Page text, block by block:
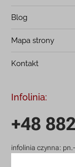
Blog
Mapa strony
Kontakt
Infolinia:
+48
infolinia czynna: